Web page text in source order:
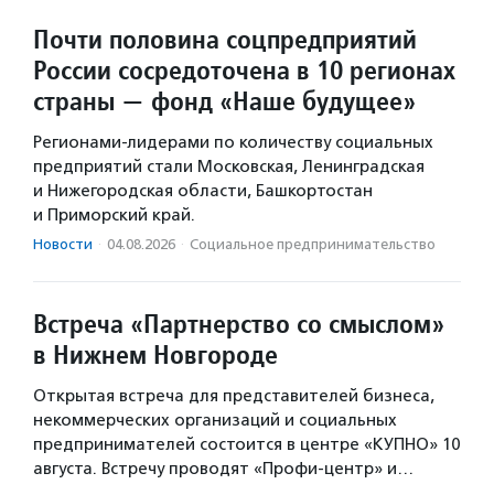
Почти половина соцпредприятий
России сосредоточена в 10 регионах
страны — фонд «Наше будущее»
Регионами-лидерами по количеству социальных
предприятий стали Московская, Ленинградская
и Нижегородская области, Башкортостан
и Приморский край.
Новости · 04.08.2026 · Социальное предпри­нима­тель­ство
Встреча «Партнерство со смыслом»
в Нижнем Новгороде
Открытая встреча для представителей бизнеса,
некоммерческих организаций и социальных
предпринимателей состоится в центре «КУПНО» 10
августа. Встречу проводят «Профи-центр» и…